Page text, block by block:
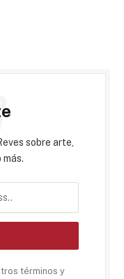
sobre arte,
términos y